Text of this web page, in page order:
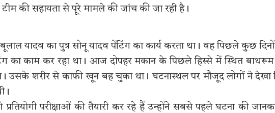
की सहायता से पूरे मामले की जांच की जा रही है।
यादव का पुत्र सोनू यादव पेंटिंग का कार्य करता था। वह पिछले कुछ
का काम कर रहा था। आज दोपहर मकान के पिछले हिस्से में स्थित
उसके शरीर से काफी खून बह चुका था। घटनास्थल पर मौजूद लोगों ने देखा
परीक्षाओं की तैयारी कर रहे हैं उन्होंने सबसे पहले घटना की